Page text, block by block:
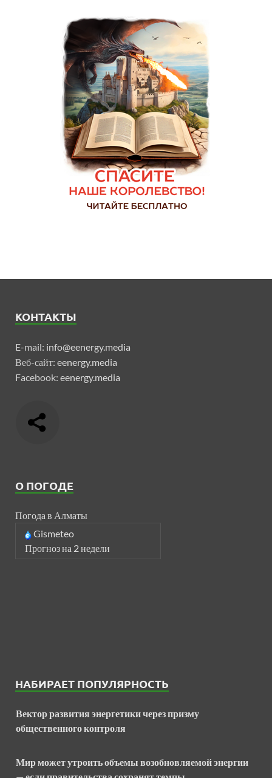
КОНТАКТЫ
E-mail: info@eenergy.media
Веб-сайт: eenergy.media
Facebook: eenergy.media
О ПОГОДЕ
Погода в Алматы
Gismeteo
Прогноз на 2 недели
НАБИРАЕТ ПОПУЛЯРНОСТЬ
Вектор развития энергетики через призму
общественного контроля
Мир может утроить объемы возобновляемой энергии